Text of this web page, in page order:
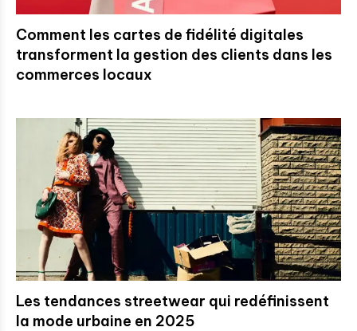
Comment les cartes de fidélité digitales
transforment la gestion des clients dans les
commerces locaux
Les tendances streetwear qui redéfinissent
la mode urbaine en 2025